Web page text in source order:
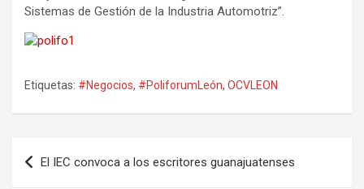
Sistemas de Gestión de la Industria Automotriz”.
Etiquetas: #Negocios, #PoliforumLeón, OCVLEON
Navegación
de
El IEC convoca a los escritores guanajuatenses